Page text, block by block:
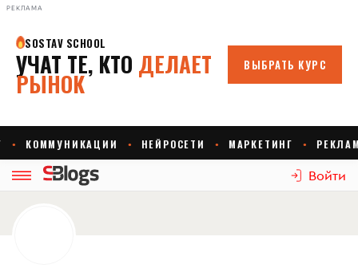
РЕКЛАМА
Войти